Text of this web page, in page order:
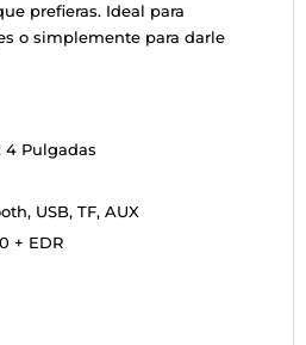
prefieras. Ideal para
o simplemente para darle
4 Pulgadas
USB, TF, AUX
+ EDR